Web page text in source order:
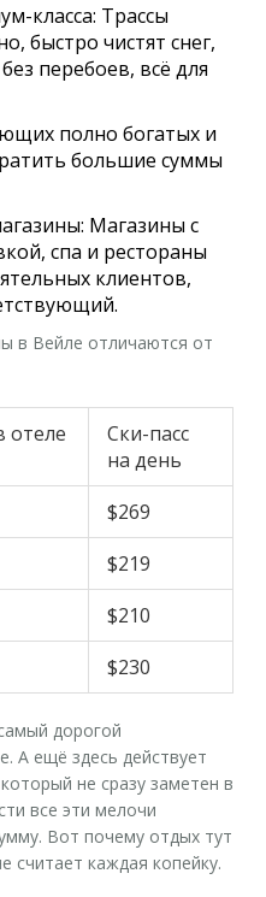
класса: Трассы
быстро чистят снег,
перебоев, всё для
полно богатых и
большие суммы
Магазины с
спа и рестораны
клиентов,
в Вейле отличаются от
отеле
Ски-пасс
на день
$269
$219
$210
$230
дорогой
А ещё здесь действует
не сразу заметен в
все эти мелочи
Вот почему отдых тут
считает каждая копейку.